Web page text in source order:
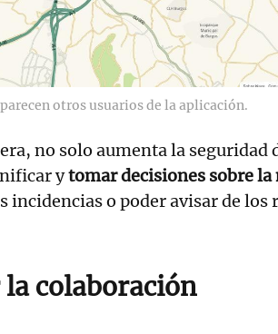
otros usuarios de la aplicación.
no solo aumenta la seguridad
ytomar decisiones sobre la
incidencias o poder avisar de los
colaboración